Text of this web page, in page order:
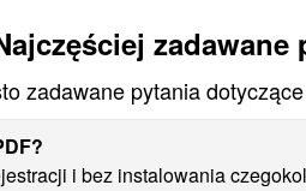
zadawane
zadawane pytania
i bez instalowania